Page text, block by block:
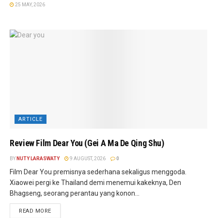
25 MAY, 2026
ARTICLE
Review Film Dear You (Gei A Ma De Qing Shu)
BY NUTY LARASWATY 9 AUGUST, 2026 0
Film Dear You premisnya sederhana sekaligus menggoda.
Xiaowei pergi ke Thailand demi menemui kakeknya, Den
Bhagseng, seorang perantau yang konon...
READ MORE